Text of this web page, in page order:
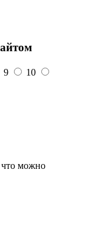
9 10
можно